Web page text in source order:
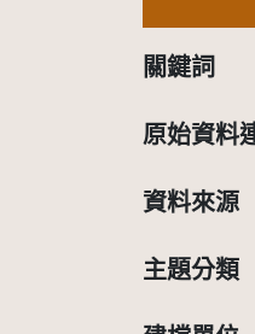
關鍵詞
原始資料
資料來源
主題分類